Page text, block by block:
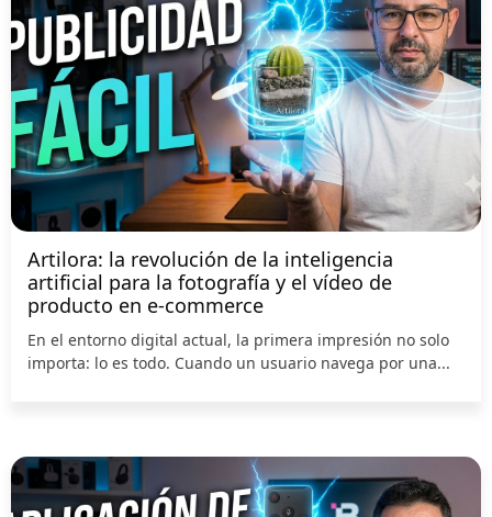
Artilora: la revolución de la inteligencia
artificial para la fotografía y el vídeo de
producto en e-commerce
En el entorno digital actual, la primera impresión no solo
importa: lo es todo. Cuando un usuario navega por una...